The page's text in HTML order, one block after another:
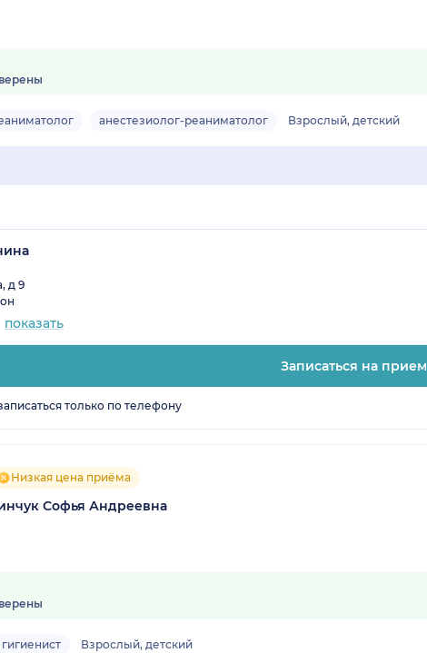
анестезиолог-реаниматолог Взрослый, детский
д 9
показать
Записаться на прием
только по телефону
Низкая цена приёма
Софья Андреевна
Взрослый, детский